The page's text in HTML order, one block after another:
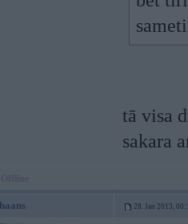
tā visa
sakara
28. Jan 2013,